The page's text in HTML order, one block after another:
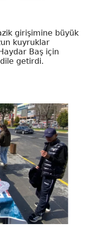
girişimine büyük
kuyruklar
Baş için
getirdi.